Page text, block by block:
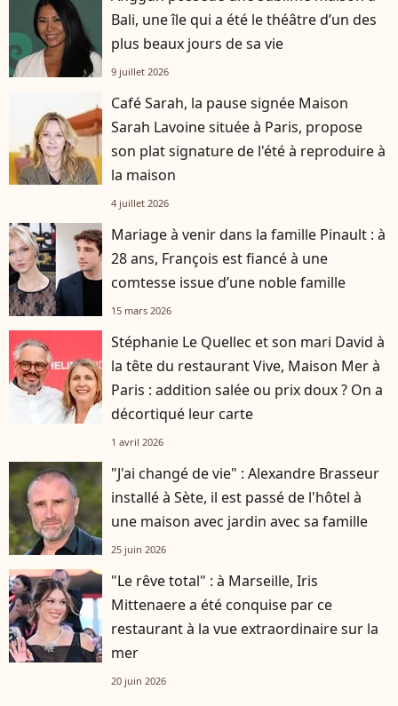
Bali, une île qui a été le théâtre d’un des
plus beaux jours de sa vie
9 juillet 2026
Café Sarah, la pause signée Maison
Sarah Lavoine située à Paris, propose
son plat signature de l'été à reproduire à
la maison
4 juillet 2026
Mariage à venir dans la famille Pinault : à
28 ans, François est fiancé à une
comtesse issue d’une noble famille
15 mars 2026
Stéphanie Le Quellec et son mari David à
la tête du restaurant Vive, Maison Mer à
Paris : addition salée ou prix doux ? On a
décortiqué leur carte
1 avril 2026
"J'ai changé de vie" : Alexandre Brasseur
installé à Sète, il est passé de l'hôtel à
une maison avec jardin avec sa famille
25 juin 2026
"Le rêve total" : à Marseille, Iris
Mittenaere a été conquise par ce
restaurant à la vue extraordinaire sur la
mer
20 juin 2026